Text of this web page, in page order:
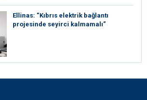
Ellinas: “Kıbrıs elektrik bağlantı
projesinde seyirci kalmamalı”